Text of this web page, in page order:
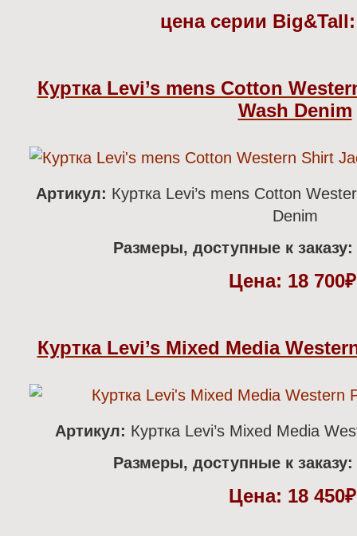
цена серии
Куртка Levi’s mens Cotton
Wash Denim
Артикул: Куртка Levi’s mens Cotton
Denim
Размеры, доступные к заказу:
Цена: 18
Куртка Levi’s Mixed Media
Артикул: Куртка Levi’s Mixed Media
Размеры, доступные к заказу:
Цена: 18